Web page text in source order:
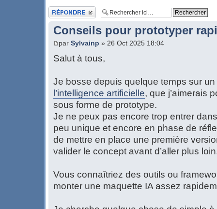
Publier une réponse
Conseils pour prototyper
par Sylvainp » 26 Oct 2025 18:04
Salut à tous,
Je bosse depuis quelque temps sur
l’intelligence artificielle, que j’aimerais
sous forme de prototype.
Je ne peux pas encore trop entrer
peu unique et encore en phase de
de mettre en place une première
valider le concept avant d’aller plus
Vous connaîtriez des outils ou
monter une maquette IA assez